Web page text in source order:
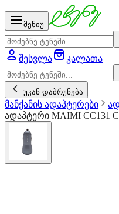
მენიუ
შესვლა კალათა
უკან დაბრუნება
მანქანის ადაპტერები
ადაპტერი MAIMI CC131